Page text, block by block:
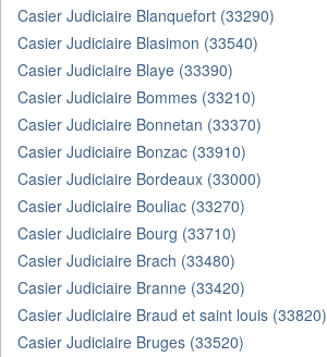
Casier Judiciaire Blanquefort (33290)
Casier Judiciaire Blasimon (33540)
Casier Judiciaire Blaye (33390)
Casier Judiciaire Bommes (33210)
Casier Judiciaire Bonnetan (33370)
Casier Judiciaire Bonzac (33910)
Casier Judiciaire Bordeaux (33000)
Casier Judiciaire Bouliac (33270)
Casier Judiciaire Bourg (33710)
Casier Judiciaire Brach (33480)
Casier Judiciaire Branne (33420)
Casier Judiciaire Braud et saint louis (33820)
Casier Judiciaire Bruges (33520)